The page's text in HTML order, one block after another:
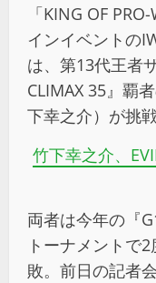
「KING OF
インイベントの
は、第13代王者
CLIMAX 35』覇
下幸之介）が挑戦
竹下幸之介、
両者は今年の『
トーナメントで
敗。前日の記者